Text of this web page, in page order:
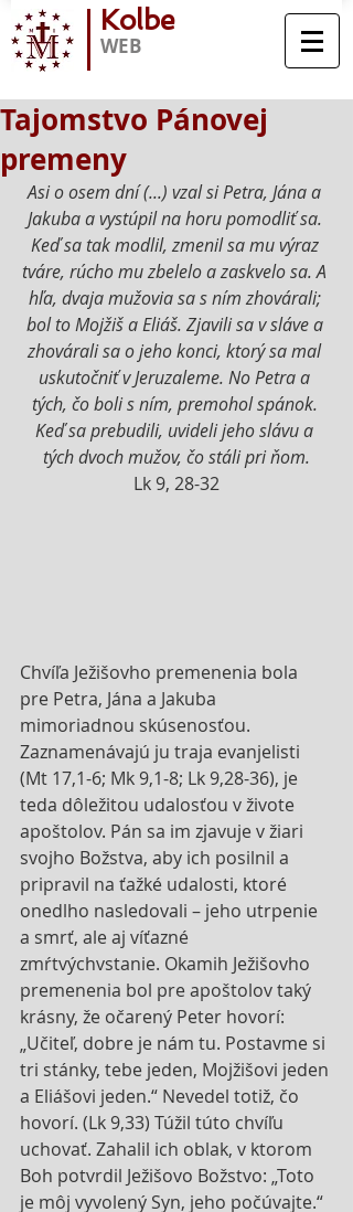
Kolbe
WEB
Tajomstvo Pánovej
premeny
Asi o osem dní (...) vzal si Petra, Jána a
Jakuba a vystúpil na horu pomodliť sa.
Keď sa tak modlil, zmenil sa mu výraz
tváre, rúcho mu zbelelo a zaskvelo sa. A
hľa, dvaja mužovia sa s ním zhovárali;
bol to Mojžiš a Eliáš. Zjavili sa v sláve a
zhovárali sa o jeho konci, ktorý sa mal
uskutočniť v Jeruzaleme. No Petra a
tých, čo boli s ním, premohol spánok.
Keď sa prebudili, uvideli jeho slávu a
tých dvoch mužov, čo stáli pri ňom.
Lk 9, 28-32
Chvíľa Ježišovho premenenia bola
pre Petra, Jána a Jakuba
mimoriadnou skúsenosťou.
Zaznamenávajú ju traja evanjelisti
(Mt 17,1-6; Mk 9,1-8; Lk 9,28-36), je
teda dôležitou udalosťou v živote
apoštolov. Pán sa im zjavuje v žiari
svojho Božstva, aby ich posilnil a
pripravil na ťažké udalosti, ktoré
onedlho nasledovali – jeho utrpenie
a smrť, ale aj víťazné
zmŕtvýchvstanie. Okamih Ježišovho
premenenia bol pre apoštolov taký
krásny, že očarený Peter hovorí:
„Učiteľ, dobre je nám tu. Postavme si
tri stánky, tebe jeden, Mojžišovi jeden
a Eliášovi jeden.“ Nevedel totiž, čo
hovorí. (Lk 9,33) Túžil túto chvíľu
uchovať. Zahalil ich oblak, v ktorom
Boh potvrdil Ježišovo Božstvo: „Toto
je môj vyvolený Syn, jeho počúvajte.“